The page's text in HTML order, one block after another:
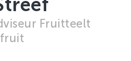
Fruitteelt